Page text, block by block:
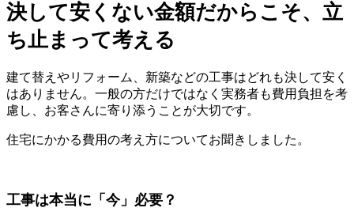
決して安くない金額だからこそ、立
ち止まって考える
建て替えやリフォーム、新築などの工事はどれも決して安く
はありません。一般の方だけではなく実務者も費用負担を考
慮し、お客さんに寄り添うことが大切です。
住宅にかかる費用の考え方についてお聞きしました。
工事は本当に「今」必要？